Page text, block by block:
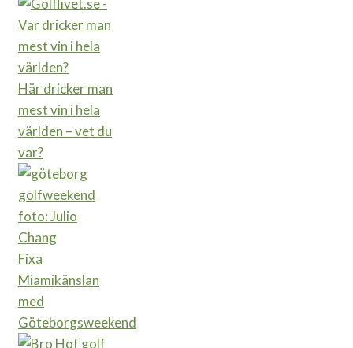
Här dricker man
mest vin i hela
världen – vet du
var?
Fixa
Miamikänslan
med
Göteborgsweekend